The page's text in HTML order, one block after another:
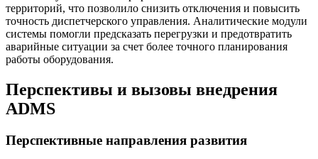
территорий, что позволило снизить отключения и повысить
точность диспетчерского управления. Аналитические модули
системы помогли предсказать перегрузки и предотвратить
аварийные ситуации за счет более точного планирования
работы оборудования.
Перспективы и вызовы внедрения
ADMS
Перспективные направления развития